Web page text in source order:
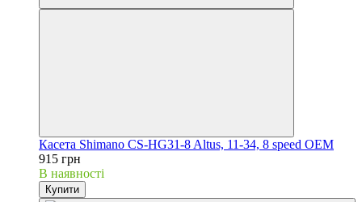
Касета Shimano CS-HG31-8 Altus, 11-34, 8 speed OEM
915 грн
В наявності
Купити